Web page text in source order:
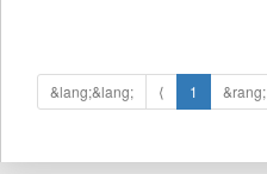
&lang;&lang; ⟨ 1 &rang;